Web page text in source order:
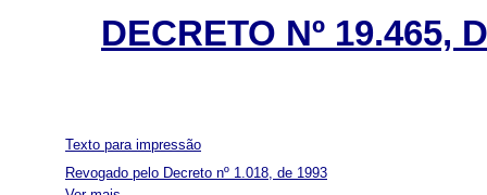
DECRETO Nº 19.465,
Texto para impressão
Revogado pelo Decreto nº 1.018, de 1993